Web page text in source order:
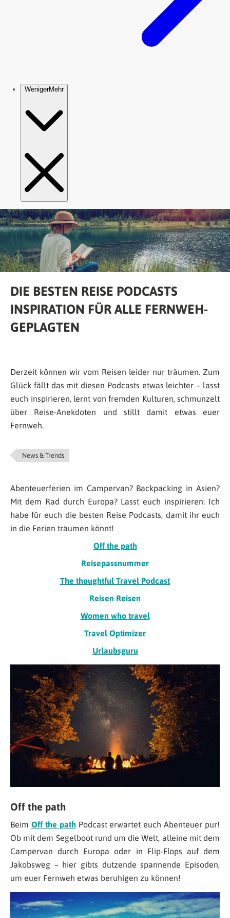
DIE BESTEN REISE PODCASTS
INSPIRATION FÜR ALLE FERNWEH-
GEPLAGTEN
Derzeit können wir vom Reisen leider nur träumen. Zum
Glück fällt das mit diesen Podcasts etwas leichter – lasst
euch inspirieren, lernt von fremden Kulturen, schmunzelt
über Reise-Anekdoten und stillt damit etwas euer
Fernweh.
News & Trends
Abenteuerferien im Campervan? Backpacking in Asien?
Mit dem Rad durch Europa? Lasst euch inspirieren: Ich
habe für euch die besten Reise Podcasts, damit ihr euch
in die Ferien träumen könnt!
Off the path
Reisepassnummer
The thoughtful Travel Podcast
Reisen Reisen
Women who travel
Travel Optimizer
Urlaubsguru
Off the path
Beim Off the pathPodcast erwartet euch Abenteuer pur!
Ob mit dem Segelboot rund um die Welt, alleine mit dem
Campervan durch Europa oder in Flip-Flops auf dem
Jakobsweg – hier gibts dutzende spannende Episoden,
um euer Fernweh etwas beruhigen zu können!